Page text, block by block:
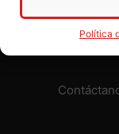
Política
periódico,
y